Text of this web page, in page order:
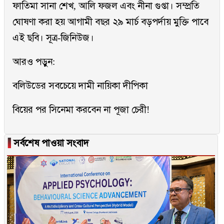
ফাতিমা সানা শেখ, আলি ফজল এবং নীনা গুপ্তা। সম্প্রতি
ঘোষণা করা হয় আগামী বছর ২৯ মার্চ বড়পর্দায় মুক্তি পাবে
এই ছবি। সূত্র-জিনিউজ।
আরও পড়ুন:
বলিউডের সবচেয়ে দামী নায়িকা দীপিকা
বিয়ের পর সিনেমা করবেন না পূজা চেরী!
▐সর্বশেষ পাওয়া সংবাদ